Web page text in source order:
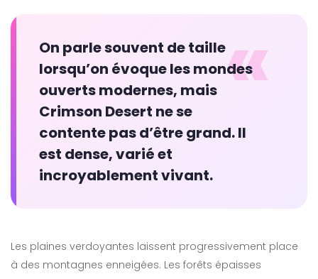
«
On parle souvent de taille
lorsqu’on évoque les mondes
ouverts modernes, mais
Crimson Desert ne se
contente pas d’être grand. Il
est dense, varié et
incroyablement vivant.
Les plaines verdoyantes laissent progressivement place
à des montagnes enneigées. Les forêts épaisses